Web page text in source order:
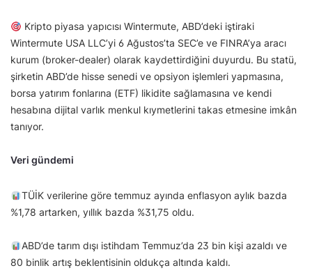
Kripto piyasa yapıcısı Wintermute, ABD’deki iştiraki
Wintermute USA LLC’yi 6 Ağustos’ta SEC’e ve FINRA’ya aracı
kurum (broker-dealer) olarak kaydettirdiğini duyurdu. Bu statü,
şirketin ABD’de hisse senedi ve opsiyon işlemleri yapmasına,
borsa yatırım fonlarına (ETF) likidite sağlamasına ve kendi
hesabına dijital varlık menkul kıymetlerini takas etmesine imkân
tanıyor.
Veri gündemi
TÜİK verilerine göre temmuz ayında enflasyon aylık bazda
%1,78 artarken, yıllık bazda %31,75 oldu.
ABD’de tarım dışı istihdam Temmuz’da 23 bin kişi azaldı ve
80 binlik artış beklentisinin oldukça altında kaldı.